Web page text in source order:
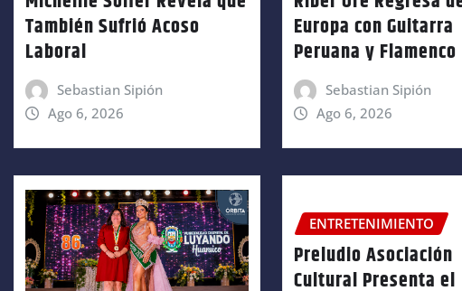
También Sufrió Acoso
Laboral
Sebastian Sipión
Ago 6, 2026
Europa con Guitarra
Peruana y Flamenco
Sebastian Sipión
Ago 6, 2026
ENTRETENIMIENTO
Preludio Asociación
Cultural Presenta el